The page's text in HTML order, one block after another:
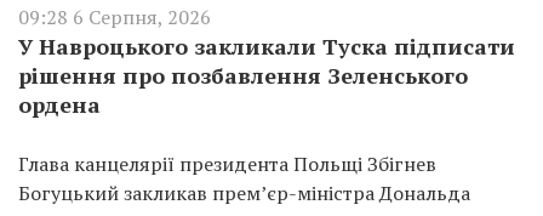
09:28 6 Серпня, 2026
У Навроцького закликали Туска підписати
рішення про позбавлення Зеленського
ордена
Глава канцелярії президента Польщі Збігнев
Богуцький закликав прем’єр-міністра Дональда